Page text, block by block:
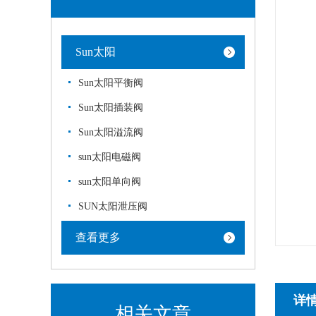
Sun太阳
Sun太阳平衡阀
Sun太阳插装阀
Sun太阳溢流阀
sun太阳电磁阀
sun太阳单向阀
SUN太阳泄压阀
查看更多
详